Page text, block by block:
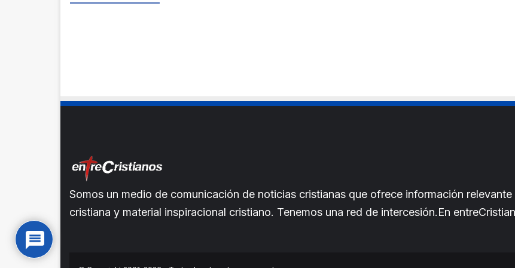
Somos un medio de comunicación de noticias cristianas que ofrece información
cristiana y material inspiracional cristiano. Tenemos una red de intercesión.En